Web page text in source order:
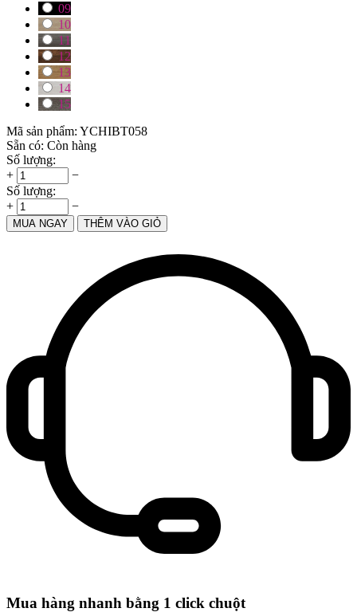
09
10
11
12
13
14
15
Mã sản phẩm: YCHIBT058
Sẵn có: Còn hàng
Số lượng:
+
−
Số lượng:
+
−
MUA NGAY THÊM VÀO GIỎ
Mua hàng nhanh bằng 1 click chuột